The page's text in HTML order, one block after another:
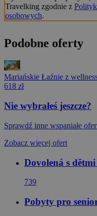
Travelking zgodnie z
osobowych.
Podobne oferty
Mariańskie Łaźnie z
618 zł
Nie wybrałeś jeszcze?
Sprawdź inne wspaniałe
Zobacz więcej ofert
Dovolená s
739
Pobyty pro